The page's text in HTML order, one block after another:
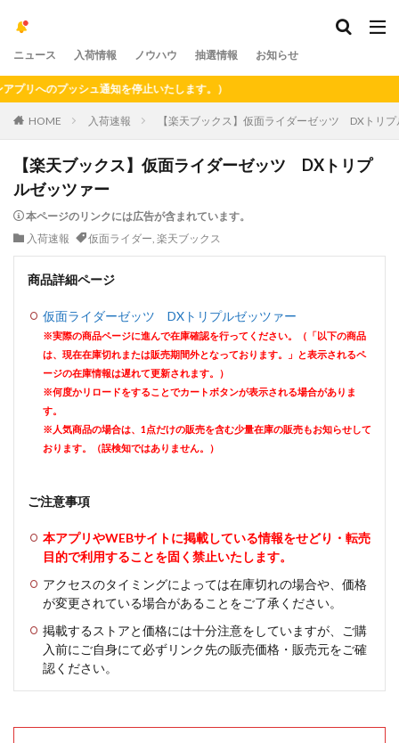
ニュース 入荷情報 ノウハウ 抽選情報 お知らせ
のプッシュ通知を停止いたします。）
HOME 入荷速報 【楽天ブックス】仮面ライダーゼッツ DXトリ
【楽天ブックス】仮面ライダーゼッツ DXトリプ
ルゼッツァー
本ページのリンクには広告が含まれています。
入荷速報
仮面ライダー, 楽天ブックス
商品詳細ページ
仮面ライダーゼッツ DXトリプルゼッツァー
※実際の商品ページに進んで在庫確認を行ってください。（「以下の商品
は、現在在庫切れまたは販売期間外となっております。」と表示されるペ
ージの在庫情報は遅れて更新されます。）
※何度かリロードをすることでカートボタンが表示される場合がありま
す。
※人気商品の場合は、1点だけの販売を含む少量在庫の販売もお知らせして
おります。（誤検知ではありません。）
ご注意事項
本アプリやWEBサイトに掲載している情報をせどり・転売
目的で利用することを固く禁止いたします。
アクセスのタイミングによっては在庫切れの場合や、価格
が変更されている場合があることをご了承ください。
掲載するストアと価格には十分注意をしていますが、ご購
入前にご自身にて必ずリンク先の販売価格・販売元をご確
認ください。